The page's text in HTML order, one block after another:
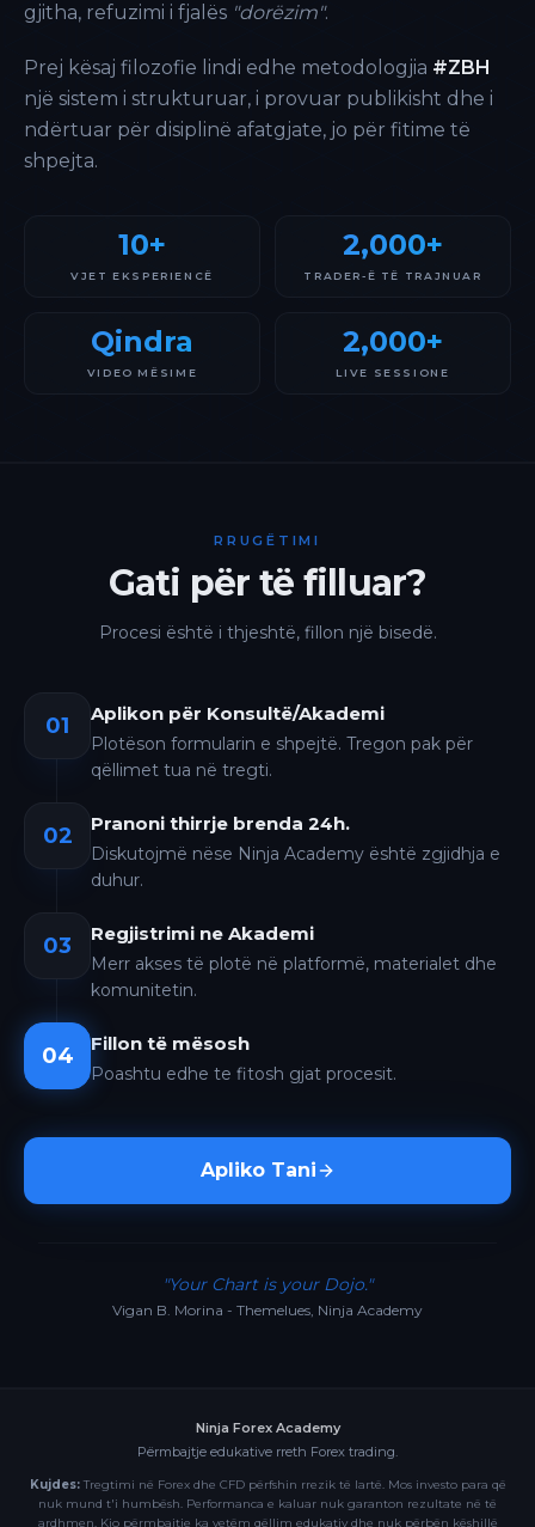
gjitha, refuzimi i fjalës "dorëzim".
Prej kësaj filozofie lindi edhe metodologjia #ZBH
një sistem i strukturuar, i provuar publikisht dhe i
ndërtuar për disiplinë afatgjate, jo për fitime të
shpejta.
10+
VJET EKSPERIENCË
2,000+
TRADER-Ë TË TRAJNUAR
Qindra
VIDEO MËSIME
2,000+
LIVE SESSIONE
RRUGËTIMI
Gati për të filluar?
Procesi është i thjeshtë, fillon një bisedë.
01 Aplikon për Konsultë/Akademi
Plotëson formularin e shpejtë. Tregon pak për
qëllimet tua në tregti.
02 Pranoni thirrje brenda 24h.
Diskutojmë nëse Ninja Academy është zgjidhja e
duhur.
03 Regjistrimi ne Akademi
Merr akses të plotë në platformë, materialet dhe
komunitetin.
04 Fillon të mësosh
Poashtu edhe te fitosh gjat procesit.
Apliko Tani
"Your Chart is your Dojo."
Vigan B. Morina - Themelues, Ninja Academy
Ninja Forex Academy
Përmbajtje edukative rreth Forex trading.
Kujdes:Tregtimi në Forex dhe CFD përfshin rrezik të lartë. Mos investo para që
nuk mund t'i humbësh. Performanca e kaluar nuk garanton rezultate në të
ardhmen. Kjo përmbajtje ka vetëm qëllim edukativ dhe nuk përbën këshillë